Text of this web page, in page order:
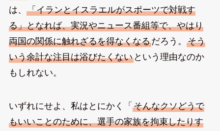
は、 「イランとイスラエルがスポーツで対戦す
る」となれば、実況やニュース番組等で、やはり
両国の関係に触れざるを得なくなるだろう。 そう
いう余計な注目は浴びたくないという理由なのか
もしれない。
いずれにせよ、私はとにかく「 そんなクソどうで
もいいことのために、選手の家族を拘束したりす